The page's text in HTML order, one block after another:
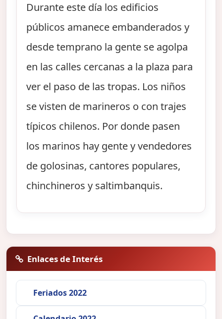
Durante este día los edificios
públicos amanece embanderados y
desde temprano la gente se agolpa
en las calles cercanas a la plaza para
ver el paso de las tropas. Los niños
se visten de marineros o con trajes
típicos chilenos. Por donde pasen
los marinos hay gente y vendedores
de golosinas, cantores populares,
chinchineros y saltimbanquis.
Enlaces de Interés
Feriados 2022